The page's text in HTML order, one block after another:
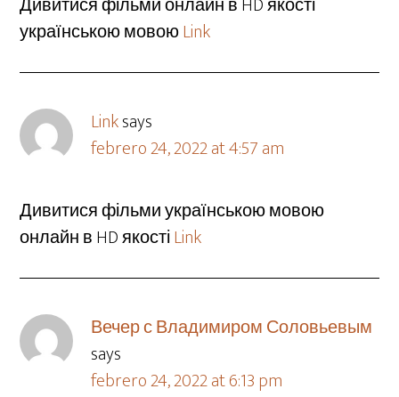
українською мовоюLink
Linksays
febrero 24, 2022 at 4:57 am
Дивитися фільми українською мовою
онлайн в HD якостіLink
Вечер с Владимиром Соловьевым
says
febrero 24, 2022 at 6:13 pm